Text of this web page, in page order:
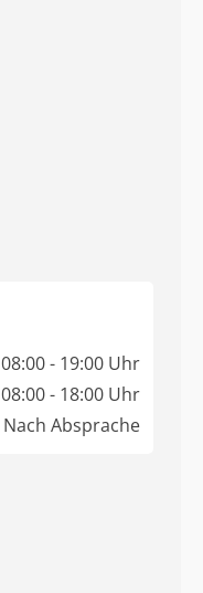
08:00 - 19:00 Uhr
08:00 - 18:00 Uhr
Nach Absprache